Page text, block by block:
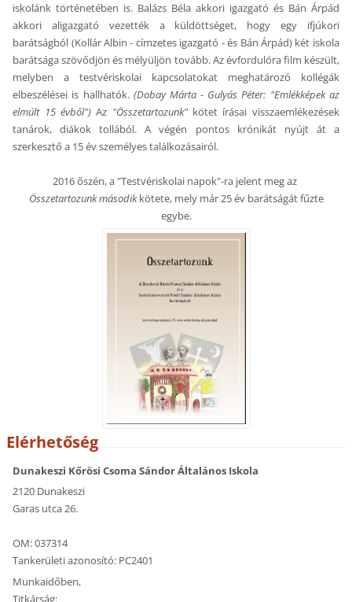
iskolánk történetében is. Balázs Béla akkori igazgató és Bán Árpád
akkori aligazgató vezették a küldöttséget, hogy egy ifjúkori
barátságból (Kollár Albin - címzetes igazgató - és Bán Árpád) két iskola
barátsága szövődjön és mélyüljön tovább. Az évfordulóra film készült,
melyben a testvériskolai kapcsolatokat meghatározó kollégák
elbeszélései is hallhatók. (Dobay Márta - Gulyás Péter: "Emlékképek az
elmúlt 15 évből")Az "Összetartozunk"kötet írásai visszaemlékezések
tanárok, diákok tollából. A végén pontos krónikát nyújt át a
szerkesztő a 15 év személyes találkozásairól.
2016 őszén, a "Testvériskolai napok"-ra jelent meg az
Összetartozunk másodikkötete, mely már 25 év barátságát fűzte
egybe.
Elérhetőség
Dunakeszi Kőrösi Csoma Sándor Általános Iskola
2120 Dunakeszi
Garas utca 26.
OM: 037314
Tankerületi azonosító: PC2401
Munkaidőben,
Titkárság: